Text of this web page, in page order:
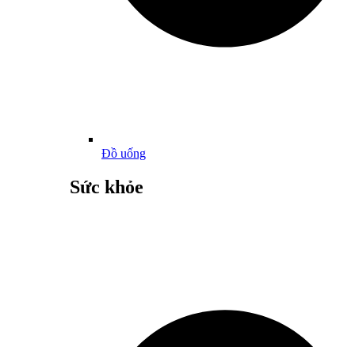
Đồ uống
Sức khỏe